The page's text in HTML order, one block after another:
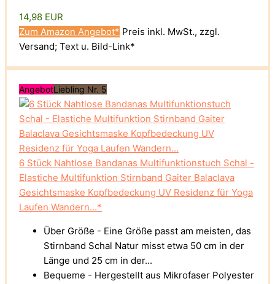
14,98 EUR
Zum Amazon Angebot* Preis inkl. MwSt., zzgl.
Versand; Text u. Bild-Link*
AngebotLiebling Nr. 5
6 Stück Nahtlose Bandanas Multifunktionstuch Schal -
Elastiche Multifunktion Stirnband Gaiter Balaclava
Gesichtsmaske Kopfbedeckung UV Residenz für Yoga
Laufen Wandern...*
Über Größe - Eine Größe passt am meisten, das
Stirnband Schal Natur misst etwa 50 cm in der
Länge und 25 cm in der...
Bequeme - Hergestellt aus Mikrofaser Polyester